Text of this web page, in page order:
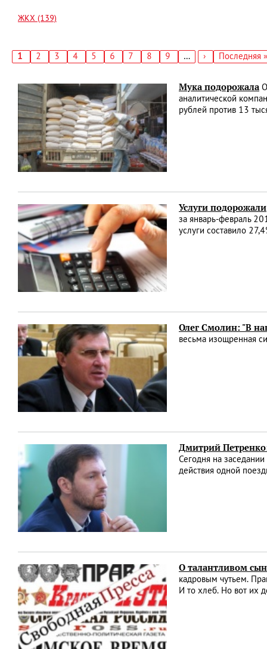
ЖКХ (139)
Текущая
1 Страница
2 Страница
3 Страница
4 Страница
5 Страница
6 Страница
7 Страница
8 Страница
9 …
Следующая
›
Последняя
Последняя »
Мука подорожала
аналитической
рублей против 13
Услуги подорожали
за январь-февраль
услуги составило
Олег Смолин: "В
весьма изощренная
Дмитрий
Сегодня на
действия одной
О талантливом
кадровым чутьем.
И то хлеб. Но вот их